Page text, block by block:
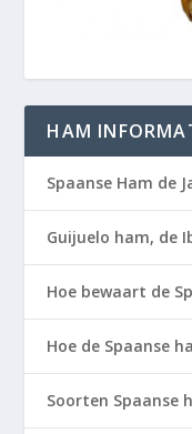
HAM
Spaanse Ham de
Guijuelo ham, de
Hoe bewaart de
Hoe de Spaanse
Soorten Spaanse